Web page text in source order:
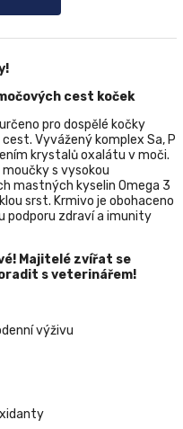
cest koček
pro dospělé kočky
Vyvážený komplex Sa, P
krystalů oxalátu v moči.
moučky s vysokou
mastných kyselin Omega 3
srst. Krmivo je obohaceno
podporu zdraví a imunity
Majitelé zvířat se
s veterinářem!
výživu